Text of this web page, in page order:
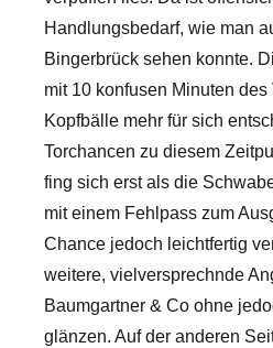
Handlungsbedarf, wie man
Bingerbrück sehen konnte.
mit 10 konfusen Minuten
Kopfbälle mehr für sich
Torchancen zu diesem
fing sich erst als die
mit einem Fehlpass zum
Chance jedoch leichtfertig
weitere, vielversprechnde
Baumgartner & Co ohne
glänzen. Auf der anderen